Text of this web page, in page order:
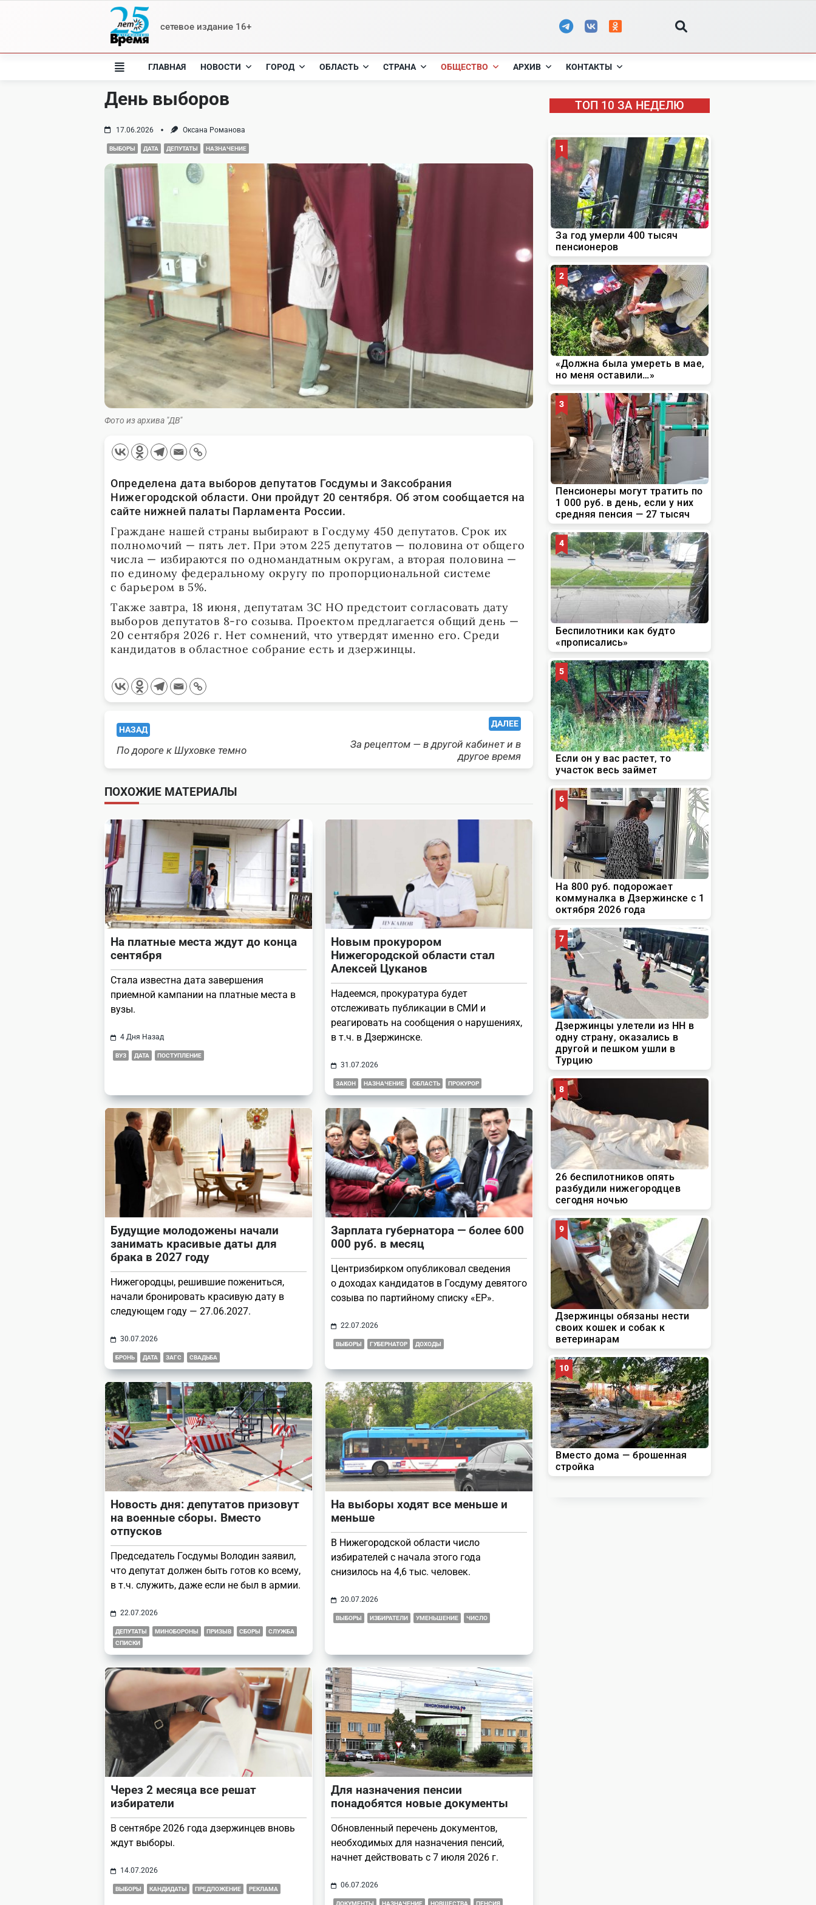
сетевое издание 16+
ГЛАВНАЯ НОВОСТИ ГОРОД ОБЛАСТЬ СТРАНА ОБЩЕСТВО АРХИВ КОНТАКТЫ
День выборов
17.06.2026 Оксана Романова
ВЫБОРЫ ДАТА ДЕПУТАТЫ НАЗНАЧЕНИЕ
Фото из архива "ДВ"
Определена дата выборов депутатов Госдумы и Заксобрания
Нижегородской области. Они пройдут 20 сентября. Об этом сообщается на
сайте нижней палаты Парламента России.
Граждане нашей страны выбирают в Госдуму 450 депутатов. Срок их
полномочий — пять лет. При этом 225 депутатов — половина от общего
числа — избираются по одномандатным округам, а вторая половина —
по единому федеральному округу по пропорциональной системе
с барьером в 5%.
Также завтра, 18 июня, депутатам ЗС НО предстоит согласовать дату
выборов депутатов 8-го созыва. Проектом предлагается общий день —
20 сентября 2026 г. Нет сомнений, что утвердят именно его. Среди
кандидатов в областное собрание есть и дзержинцы.
<span
class="nav-
screen-
reader-
text">Page</span>
НАЗАД
По дороге к Шуховке темно
ДАЛЕЕ
За рецептом — в другой кабинет и в
другое время
ПОХОЖИЕ МАТЕРИАЛЫ
На платные места ждут до конца
сентября
Стала известна дата завершения
приемной кампании на платные места в
вузы.
4 Дня Назад
ВУЗ ДАТА ПОСТУПЛЕНИЕ
Новым прокурором
Нижегородской области стал
Алексей Цуканов
Надеемся, прокуратура будет
отслеживать публикации в СМИ и
реагировать на сообщения о нарушениях,
в т.ч. в Дзержинске.
31.07.2026
ЗАКОН НАЗНАЧЕНИЕ ОБЛАСТЬ ПРОКУРОР
Будущие молодожены начали
занимать красивые даты для
брака в 2027 году
Нижегородцы, решившие пожениться,
начали бронировать красивую дату в
следующем году — 27.06.2027.
30.07.2026
БРОНЬ ДАТА ЗАГС СВАДЬБА
Зарплата губернатора — более 600
000 руб. в месяц
Центризбирком опубликовал сведения
о доходах кандидатов в Госдуму девятого
созыва по партийному списку «ЕР».
22.07.2026
ВЫБОРЫ ГУБЕРНАТОР ДОХОДЫ
Новость дня: депутатов призовут
на военные сборы. Вместо
отпусков
Председатель Госдумы Володин заявил,
что депутат должен быть готов ко всему,
в т.ч. служить, даже если не был в армии.
22.07.2026
ДЕПУТАТЫ МИНОБОРОНЫ ПРИЗЫВ СБОРЫ
СЛУЖБА
СПИСКИ
На выборы ходят все меньше и
меньше
В Нижегородской области число
избирателей с начала этого года
снизилось на 4,6 тыс. человек.
20.07.2026
ВЫБОРЫ ИЗБИРАТЕЛИ УМЕНЬШЕНИЕ ЧИСЛО
Через 2 месяца все решат
избиратели
В сентябре 2026 года дзержинцев вновь
ждут выборы.
14.07.2026
ВЫБОРЫ КАНДИДАТЫ ПРЕДЛОЖЕНИЕ РЕКЛАМА
Для назначения пенсии
понадобятся новые документы
Обновленный перечень документов,
необходимых для назначения пенсий,
начнет действовать с 7 июля 2026 г.
06.07.2026
ТОП 10 ЗА НЕДЕЛЮ